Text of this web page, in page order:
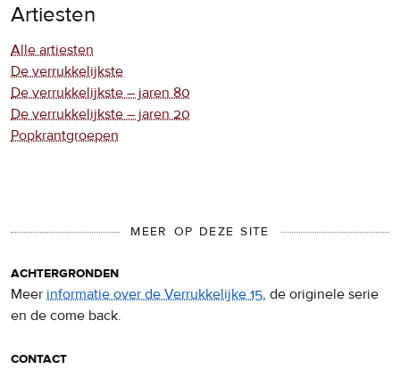
Artiesten
Alle artiesten
De verrukkelijkste
De verrukkelijkste – jaren 80
De verrukkelijkste – jaren 20
Popkrantgroepen
MEER OP DEZE SITE
achtergronden
Meer informatie over de Verrukkelijke 15, de originele serie
en de come back.
contact